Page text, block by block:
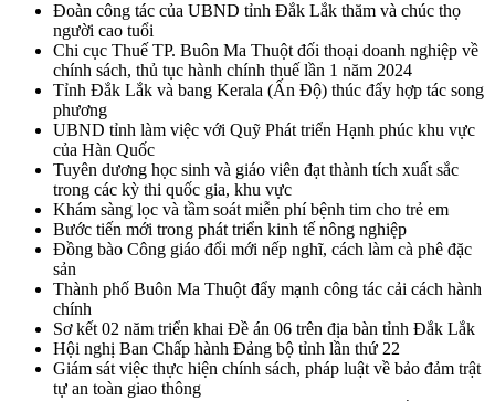
Đoàn công tác của UBND tỉnh Đắk Lắk thăm và chúc thọ
người cao tuổi
Chi cục Thuế TP. Buôn Ma Thuột đối thoại doanh nghiệp về
chính sách, thủ tục hành chính thuế lần 1 năm 2024
Tỉnh Đắk Lắk và bang Kerala (Ấn Độ) thúc đẩy hợp tác song
phương
UBND tỉnh làm việc với Quỹ Phát triển Hạnh phúc khu vực
của Hàn Quốc
Tuyên dương học sinh và giáo viên đạt thành tích xuất sắc
trong các kỳ thi quốc gia, khu vực
Khám sàng lọc và tầm soát miễn phí bệnh tim cho trẻ em
Bước tiến mới trong phát triển kinh tế nông nghiệp
Đồng bào Công giáo đổi mới nếp nghĩ, cách làm cà phê đặc
sản
Thành phố Buôn Ma Thuột đẩy mạnh công tác cải cách hành
chính
Sơ kết 02 năm triển khai Đề án 06 trên địa bàn tỉnh Đắk Lắk
Hội nghị Ban Chấp hành Đảng bộ tỉnh lần thứ 22
Giám sát việc thực hiện chính sách, pháp luật về bảo đảm trật
tự an toàn giao thông